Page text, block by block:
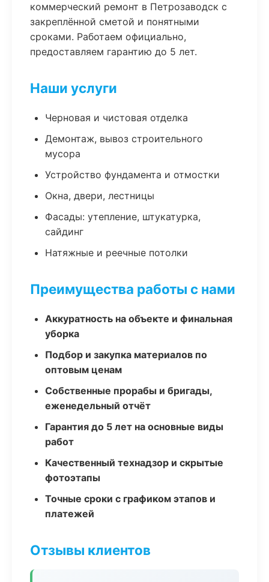
коммерческий ремонт в Петрозаводск с
закреплённой сметой и понятными
сроками. Работаем официально,
предоставляем гарантию до 5 лет.
Наши услуги
Черновая и чистовая отделка
Демонтаж, вывоз строительного
мусора
Устройство фундамента и отмостки
Окна, двери, лестницы
Фасады: утепление, штукатурка,
сайдинг
Натяжные и реечные потолки
Преимущества работы с нами
Аккуратность на объекте и финальная
уборка
Подбор и закупка материалов по
оптовым ценам
Собственные прорабы и бригады,
еженедельный отчёт
Гарантия до 5 лет на основные виды
работ
Качественный технадзор и скрытые
фотоэтапы
Точные сроки с графиком этапов и
платежей
Отзывы клиентов